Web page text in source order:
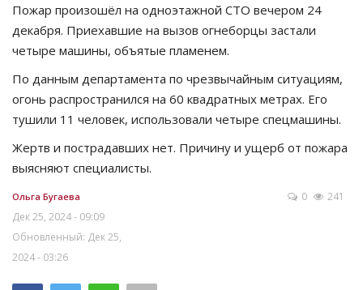
Курултай
Қазақша Русский
Пожар произошёл на одноэтажной СТО вечером 24
декабря. Приехавшие на вызов огнеборцы застали
четыре машины, объятые пламенем.
По данным департамента по чрезвычайным ситуациям,
огонь распространился на 60 квадратных метрах. Его
тушили 11 человек, использовали четыре спецмашины.
Жертв и пострадавших нет. Причину и ущерб от пожара
выясняют специалисты.
Ольга Бугаева
Дек 25, 2024 - 09:09
Обновленный: Дек 25,
2024 - 03:26
0 241